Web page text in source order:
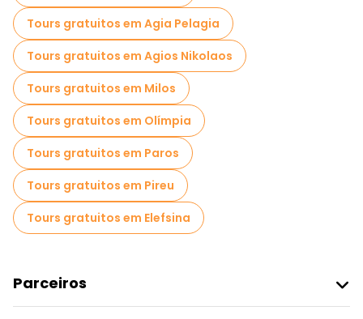
Tours gratuitos em Agia Pelagia
Tours gratuitos em Agios Nikolaos
Tours gratuitos em Milos
Tours gratuitos em Olímpia
Tours gratuitos em Paros
Tours gratuitos em Pireu
Tours gratuitos em Elefsina
Parceiros